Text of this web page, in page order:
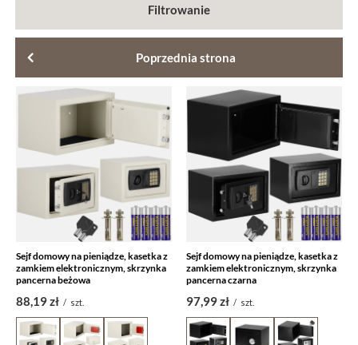
Filtrowanie
Poprzednia strona
Sejf domowy na pieniądze, kasetka z
zamkiem elektronicznym, skrzynka
pancerna beżowa
88,19 zł / szt.
Sejf domowy na pieniądze, kasetka z
zamkiem elektronicznym, skrzynka
pancerna czarna
97,99 zł / szt.